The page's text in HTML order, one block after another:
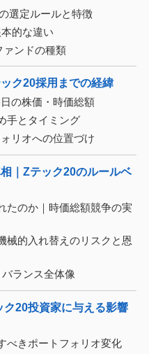
選定ルールと特徴
的な違い
ァンドの種類
ク20採用までの経緯
の株価・時価総額
手とタイミング
リオへの位置づけ
｜Zテック20のルールベ
たのか｜時価総額競争の実
械的入れ替えのリスクと恩
ランス全体像
20投資家に与える影響
べきポートフォリオ変化